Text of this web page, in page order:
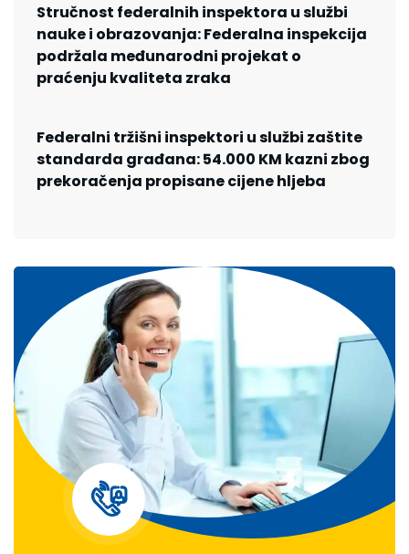
Stručnost federalnih inspektora u službi
nauke i obrazovanja: Federalna inspekcija
podržala međunarodni projekat o
praćenju kvaliteta zraka
Federalni tržišni inspektori u službi zaštite
standarda građana: 54.000 KM kazni zbog
prekoračenja propisane cijene hljeba